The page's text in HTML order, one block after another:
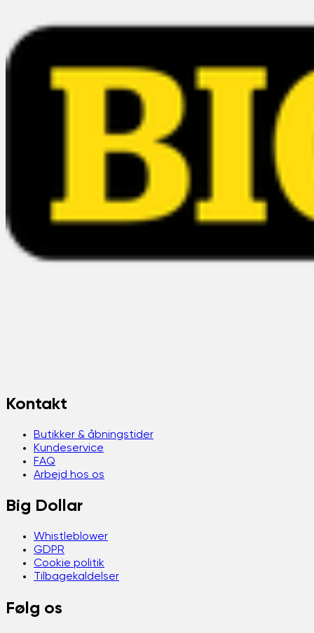
Kontakt
Butikker & åbningstider
Kundeservice
FAQ
Arbejd hos os
Big Dollar
Whistleblower
GDPR
Cookie politik
Tilbagekaldelser
Følg os